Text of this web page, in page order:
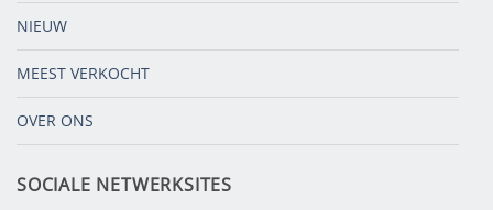
NIEUW
MEEST VERKOCHT
OVER ONS
SOCIALE NETWERKSITES